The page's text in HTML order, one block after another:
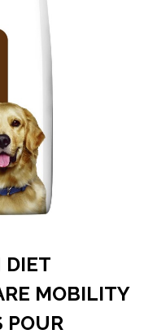
DIET
MOBILITY
POUR